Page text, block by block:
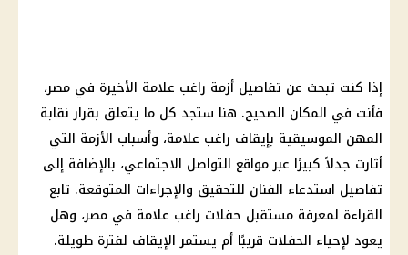
إذا كنت تبحث عن تفاصيل أزمة راغب علامة الأخيرة في مصر،
فأنت في المكان الصحيح. هنا ستجد كل ما يتعلق بقرار نقابة
المهن الموسيقية بإيقاف راغب علامة، وأسباب الأزمة التي
أثارت جدلاً كبيرًا عبرمواقع التواصل الاجتماعي، بالإضافة إلى
تفاصيل استدعاء الفنان للتحقيق والإجراءات المتوقعة. تابع
القراءة لمعرفة مستقبل حفلات راغب علامة في مصر، وهل
يعود لإحياء الحفلات قريبًا أم يستمر الإيقاف لفترة طويلة.